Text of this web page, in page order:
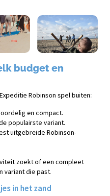
budget en
Robinson spel buiten:
en compact.
populairste variant.
uitgebreide Robinson-
zoekt of een compleet
variant die past.
in het zand